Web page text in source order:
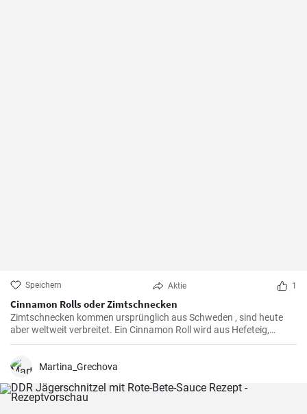
Speichern Aktie 1
Cinnamon Rolls oder Zimtschnecken
Zimtschnecken kommen ursprünglich aus Schweden , sind heute
aber weltweit verbreitet. Ein Cinnamon Roll wird aus Hefeteig,
Butter, Zimt und Zucker zubereitet . Ihre Kinder und Kaffeegäste
Martina_Grechova